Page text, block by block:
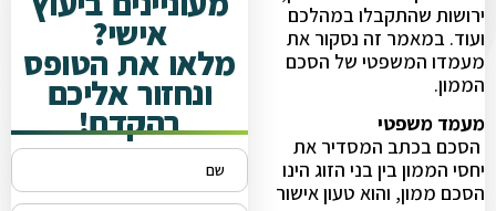
ירושות שהתקבלו במהלכם
ועוד. במאמר זה נסקור את
מעמדו המשפטי של הסכם
הממון.
מעמד משפטי
הסכם בכתב המסדיר את
יחסי הממון בין בני הזוג הינו
הסכם ממון, והוא טעון אישור
אישי?
מלאו את הטופס
ונחזור אליכם
בהקדם!